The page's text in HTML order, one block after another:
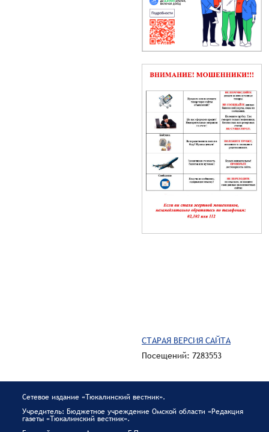
СТАРАЯ ВЕРСИЯ САЙТА
Посещений: 7283553
Сетевое издание «Тюкалинский вестник».
Учредитель: Бюджетное учреждение Омской области «Редакция
газеты «Тюкалинский вестник».